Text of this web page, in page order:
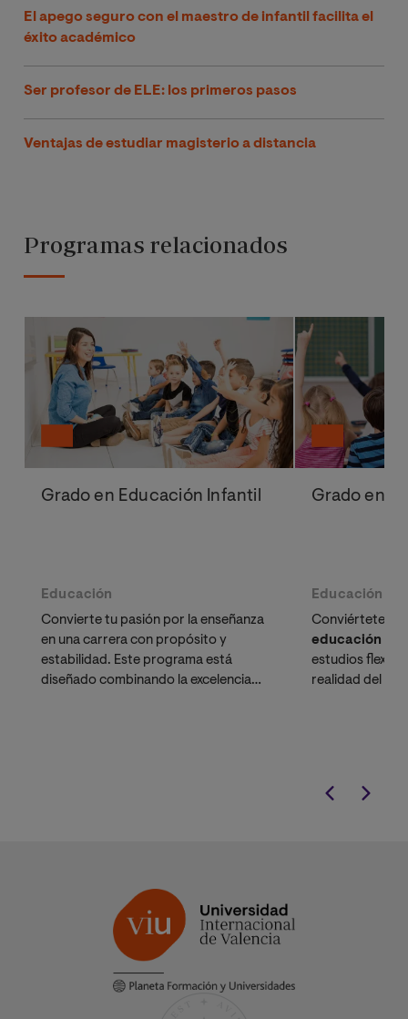
El apego seguro con el maestro de infantil facilita el
éxito académico
Ser profesor de ELE: los primeros pasos
Ventajas de estudiar magisterio a distancia
Programas relacionados
Grado en Educación Infantil
Educación
Convierte tu pasión por la enseñanza
en una carrera con propósito y
estabilidad. Este programa está
diseñado combinando la excelencia
Grado en
Educación
Conviértete en
educación
estudios
realidad del